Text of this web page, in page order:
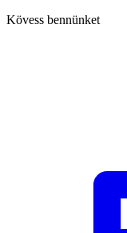
Kövess bennünket